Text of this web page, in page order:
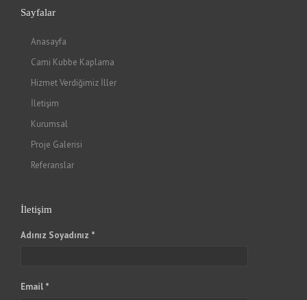
Sayfalar
Anasayfa
Cami Kubbe Kaplama
Hizmet Verdiğimiz İller
İletişim
Kurumsal
Proje Galerisi
Referanslar
İletişim
Adınız Soyadınız *
Email *